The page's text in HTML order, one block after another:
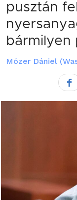
pusztán
bármilyen
Mózer Dániel